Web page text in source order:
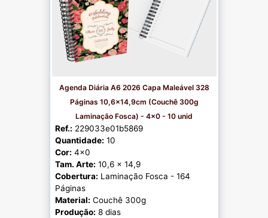
Agenda Diária A6 2026 Capa Maleável 328
Páginas 10,6x14,9cm (Couchê 300g
Laminação Fosca) - 4x0 - 10 unid
Ref.: 229033e01b5869
Quantidade: 10
Cor: 4x0
Tam. Arte: 10,6 x 14,9
Cobertura: Laminação Fosca - 164
Páginas
Material: Couchê 300g
Produção: 8 dias